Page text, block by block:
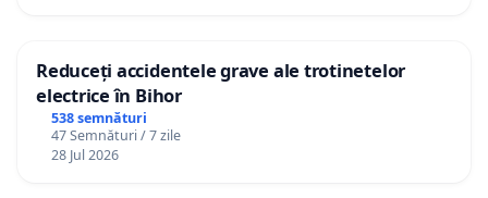
Reduceți accidentele grave ale trotinetelor
electrice în Bihor
538 semnături
47 Semnături / 7 zile
28 Jul 2026